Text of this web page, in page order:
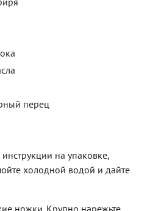
перец
на упаковке,
холодной водой и дайте